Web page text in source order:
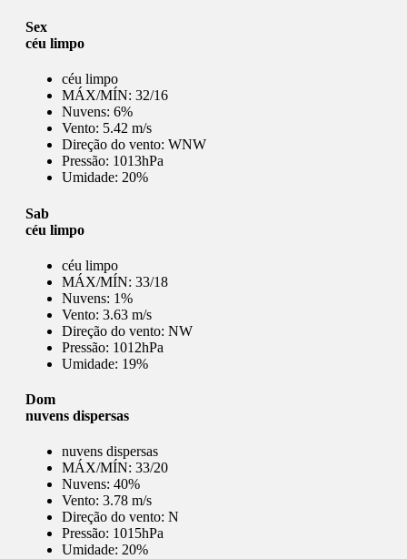
Sex
céu limpo
céu limpo
MÁX/MÍN: 32/16
Nuvens: 6%
Vento: 5.42 m/s
Direção do vento: WNW
Pressão: 1013hPa
Umidade: 20%
Sab
céu limpo
céu limpo
MÁX/MÍN: 33/18
Nuvens: 1%
Vento: 3.63 m/s
Direção do vento: NW
Pressão: 1012hPa
Umidade: 19%
Dom
nuvens dispersas
nuvens dispersas
MÁX/MÍN: 33/20
Nuvens: 40%
Vento: 3.78 m/s
Direção do vento: N
Pressão: 1015hPa
Umidade: 20%